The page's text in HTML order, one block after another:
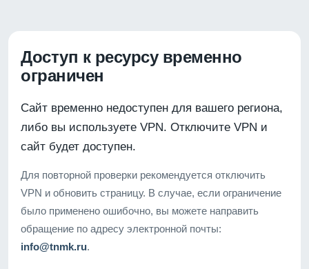
Доступ к ресурсу временно
ограничен
Сайт временно недоступен для вашего региона,
либо вы используете VPN. Отключите VPN и
сайт будет доступен.
Для повторной проверки рекомендуется отключить
VPN и обновить страницу. В случае, если ограничение
было применено ошибочно, вы можете направить
обращение по адресу электронной почты:
info@tnmk.ru.